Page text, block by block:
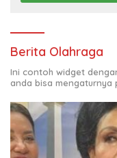
Berita Olahraga
Ini contoh widget
anda bisa mengaturnya